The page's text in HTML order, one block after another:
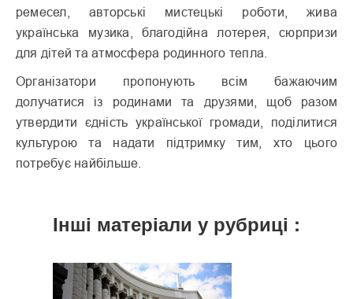
ремесел, авторські мистецькі роботи, жива
українська музика, благодійна лотерея, сюрпризи
для дітей та атмосфера родинного тепла.
Організатори пропонують всім бажаючим
долучатися із родинами та друзями, щоб разом
утвердити єдність української громади, поділитися
культурою та надати підтримку тим, хто цього
потребує найбільше.
Інші матеріали у рубриці :